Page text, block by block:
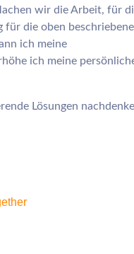
wir die Arbeit, für
für die oben
ich meine
ich meine
Lösungen